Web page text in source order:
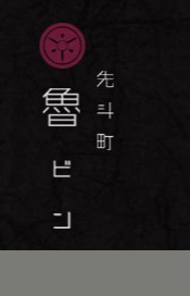
理
ブ
理・和食が
けします。